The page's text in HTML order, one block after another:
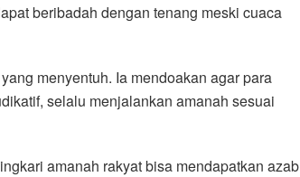
beribadah dengan tenang meski cuaca
menyentuh. Ia mendoakan agar para
selalu menjalankan amanah sesuai
amanah rakyat bisa mendapatkan azab